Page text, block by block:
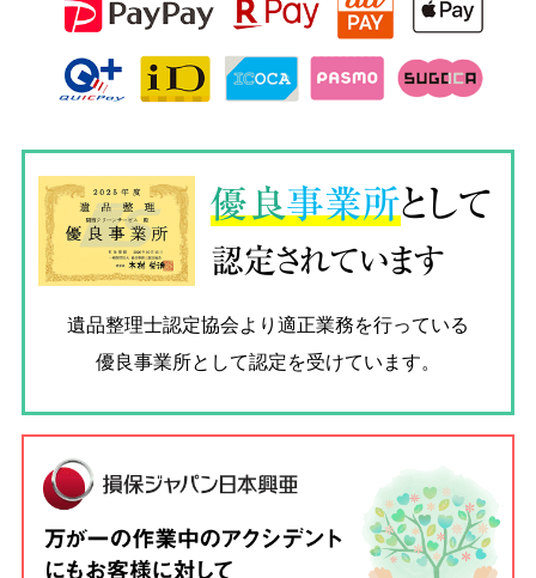
優良事業所として
認定されています
遺品整理士認定協会より適正業務を行っている
優良事業所として認定を受けています。